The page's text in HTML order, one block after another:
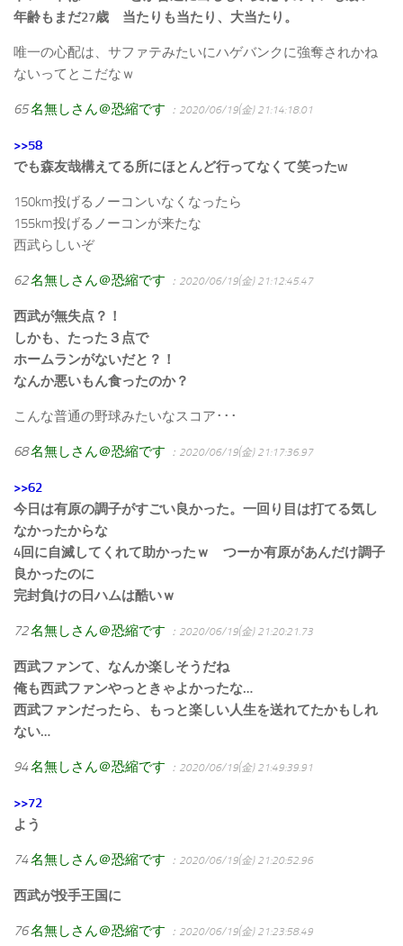
年齢もまだ27歳 当たりも当たり、大当たり。
唯一の心配は、サファテみたいにハゲバンクに強奪されかね
ないってとこだなｗ
65名無しさん＠恐縮です ：2020/06/19(金) 21:14:18.01
>>58
でも森友哉構えてる所にほとんど行ってなくて笑ったw
150km投げるノーコンいなくなったら
155km投げるノーコンが来たな
西武らしいぞ
62名無しさん＠恐縮です ：2020/06/19(金) 21:12:45.47
西武が無失点？！
しかも、たった３点で
ホームランがないだと？！
なんか悪いもん食ったのか？
こんな普通の野球みたいなスコア･･･
68名無しさん＠恐縮です ：2020/06/19(金) 21:17:36.97
>>62
今日は有原の調子がすごい良かった。一回り目は打てる気し
なかったからな
4回に自滅してくれて助かったｗ つーか有原があんだけ調子
良かったのに
完封負けの日ハムは酷いｗ
72名無しさん＠恐縮です ：2020/06/19(金) 21:20:21.73
西武ファンて、なんか楽しそうだね
俺も西武ファンやっときゃよかったな…
西武ファンだったら、もっと楽しい人生を送れてたかもしれ
ない…
94名無しさん＠恐縮です ：2020/06/19(金) 21:49:39.91
>>72
よう
74名無しさん＠恐縮です ：2020/06/19(金) 21:20:52.96
西武が投手王国に
76名無しさん＠恐縮です ：2020/06/19(金) 21:23:58.49